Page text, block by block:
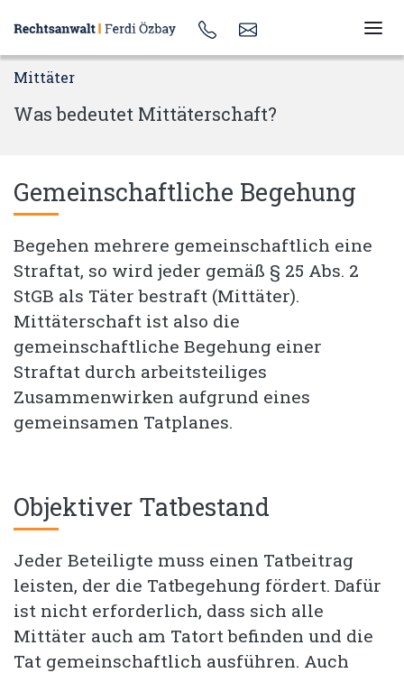
Mittäter
Was bedeutet Mittäterschaft?
Gemeinschaftliche Begehung
Begehen mehrere gemeinschaftlich eine
Straftat, so wird jeder gemäß § 25 Abs. 2
StGB als Täter bestraft (Mittäter).
Mittäterschaft ist also die
gemeinschaftliche Begehung einer
Straftat durch arbeitsteiliges
Zusammenwirken aufgrund eines
gemeinsamen Tatplanes.
Objektiver Tatbestand
Jeder Beteiligte muss einen Tatbeitrag
leisten, der die Tatbegehung fördert. Dafür
ist nicht erforderlich, dass sich alle
Mittäter auch am Tatort befinden und die
Tat gemeinschaftlich ausführen. Auch